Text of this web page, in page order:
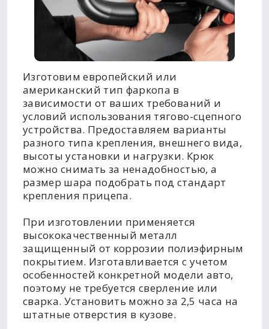
Изготовим европейский или
американский тип фаркопа в
зависимости от ваших требований и
условий использования тягово-сцепного
устройства. Предоставляем варианты
разного типа крепления, внешнего вида,
высоты установки и нагрузки. Крюк
можно снимать за ненадобностью, а
размер шара подобрать под стандарт
крепления прицепа.
При изготовлении применяется
высококачественный металл
защищенный от коррозии полиэфирным
покрытием. Изготавливается с учетом
особенностей конкретной модели авто,
поэтому не требуется сверление или
сварка. Установить можно за 2,5 часа на
штатные отверстия в кузове.